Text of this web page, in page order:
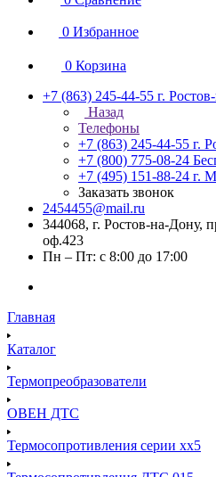
0 Избранное
0 Корзина
+7 (863) 245-44-55 г.
Назад
Телефоны
+7 (863) 245-44-55 г.
+7 (800) 775-08-24
+7 (495) 151-88-24 г.
Заказать звонок
2454455@mail.ru
344068, г. Ростов-на-Дону,
оф.423
Пн – Пт: с 8:00 до 17:00
Главная
Каталог
Термопреобразователи
ОВЕН ДТС
Термосопротивления серии хх5